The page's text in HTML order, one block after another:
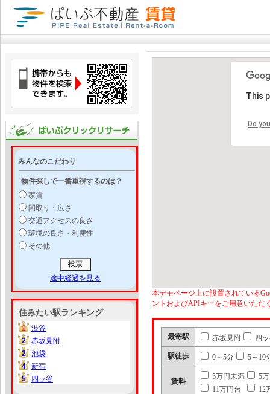
みんなのこだわり
物件探しで一番重視するのは？
家賃
間取り・広さ
交通アクセスの良さ
環境の良さ・利便性
その他
途中経過を見る
住みたい駅ランキング
1
1
渋谷
2
2
赤坂見附
2
2
池袋
4
4
新宿
5
5 四ッ谷
This
Do
本デモページ上に設置されている
ントおよびAPIキーをご用意いただ
最寄駅 赤坂見附 四
駅徒歩 0～5分 5～10
賃料
5万円未満
5
11万円台
12